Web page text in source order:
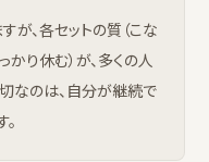
、各セットの質（こな
かり休む）が、多くの人
なのは、自分が継続で